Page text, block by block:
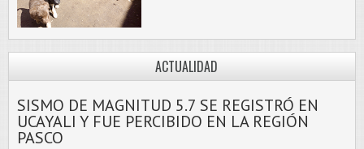
ACTUALIDAD
SISMO DE MAGNITUD 5.7 SE REGISTRÓ EN
UCAYALI Y FUE PERCIBIDO EN LA REGIÓN
PASCO